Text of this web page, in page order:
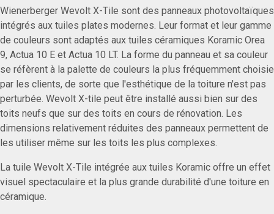
Wienerberger Wevolt X-Tile sont des panneaux photovoltaïques
intégrés aux tuiles plates modernes. Leur format et leur gamme
de couleurs sont adaptés aux tuiles céramiques Koramic Orea
9, Actua 10 E et Actua 10 LT. La forme du panneau et sa couleur
se réfèrent à la palette de couleurs la plus fréquemment choisie
par les clients, de sorte que l'esthétique de la toiture n'est pas
perturbée. Wevolt X-tile peut être installé aussi bien sur des
toits neufs que sur des toits en cours de rénovation. Les
dimensions relativement réduites des panneaux permettent de
les utiliser même sur les toits les plus complexes.
La tuile Wevolt X-Tile intégrée aux tuiles Koramic offre un effet
visuel spectaculaire et la plus grande durabilité d'une toiture en
céramique.